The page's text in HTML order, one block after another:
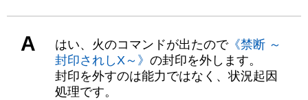
A はい、火のコマンドが出たので《禁断 ～
封印されしX～》 の封印を外します。
封印を外すのは能力ではなく、状況起因
処理です。